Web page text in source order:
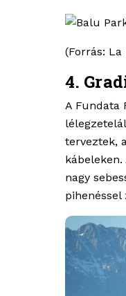
(Forrás:
4.
A Fundata
terveztek,
nagy